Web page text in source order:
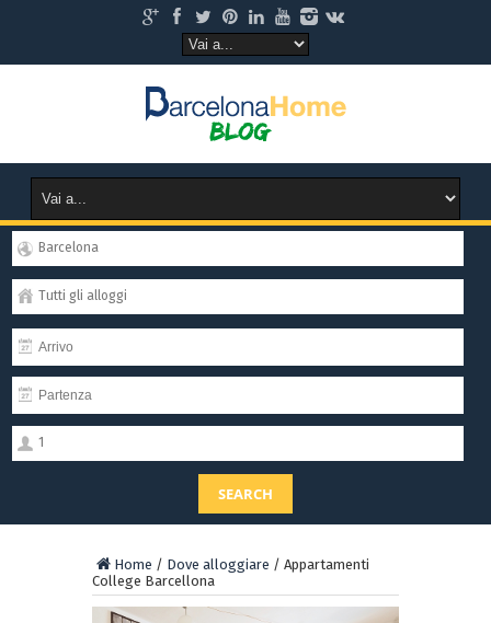
Barcelona
Tutti gli alloggi
1
SEARCH
Home / Dove alloggiare / Appartamenti
College Barcellona